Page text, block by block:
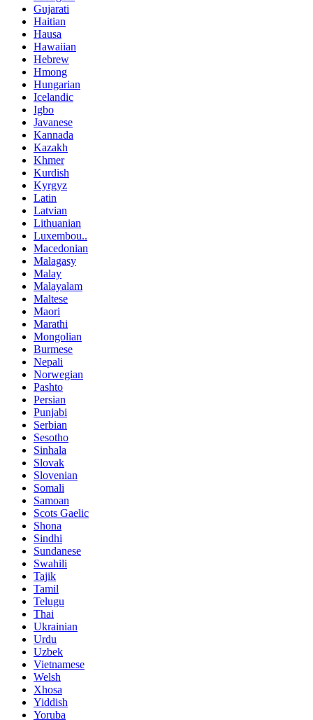
Gujarati
Haitian
Hausa
Hawaiian
Hebrew
Hmong
Hungarian
Icelandic
Igbo
Javanese
Kannada
Kazakh
Khmer
Kurdish
Kyrgyz
Latin
Latvian
Lithuanian
Luxembou..
Macedonian
Malagasy
Malay
Malayalam
Maltese
Maori
Marathi
Mongolian
Burmese
Nepali
Norwegian
Pashto
Persian
Punjabi
Serbian
Sesotho
Sinhala
Slovak
Slovenian
Somali
Samoan
Scots Gaelic
Shona
Sindhi
Sundanese
Swahili
Tajik
Tamil
Telugu
Thai
Ukrainian
Urdu
Uzbek
Vietnamese
Welsh
Xhosa
Yiddish
Yoruba